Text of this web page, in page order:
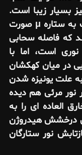
بسیار زیبا است.
لکه‌ای غبار آلود و کمی کشیده نزدیک به ستاره μ صورت
که فاصله سحابی
در حدود 4100 سال نوری است، اما با
نمایش زیبایی در میان کهکشان
علت یونیزه شدن
نور مرئی هم دیده
العاده ای را به
درخشش هیدروژن
نور ستارگان